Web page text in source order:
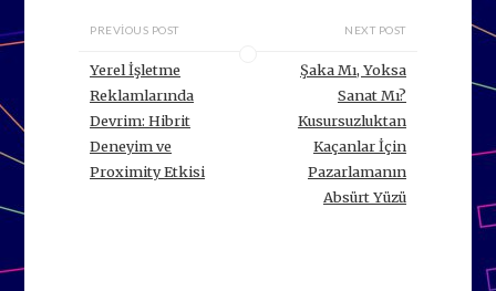
PREVIOUS POST
Yerel İşletme
Reklamlarında
Devrim: Hibrit
Deneyim ve
Proximity Etkisi
NEXT POST
Şaka Mı, Yoksa
Sanat Mı?
Kusursuzluktan
Kaçanlar İçin
Pazarlamanın
Absürt Yüzü